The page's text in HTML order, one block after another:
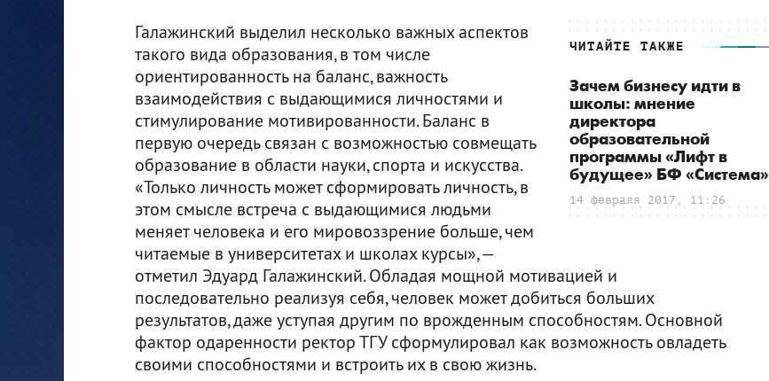
ЧИТАЙТЕ ТАКЖЕ
Зачем бизнесу идти в
школы: мнение
директора
образовательной
программы «Лифт в
будущее» БФ «Система»
14 февраля 2017, 11:26
Галажинский выделил несколько важных аспектов
такого вида образования, в том числе
ориентированность на баланс, важность
взаимодействия с выдающимися личностями и
стимулирование мотивированности. Баланс в
первую очередь связан с возможностью совмещать
образование в области науки, спорта и искусства.
«Только личность может сформировать личность, в
этом смысле встреча с выдающимися людьми
меняет человека и его мировоззрение больше, чем
читаемые в университетах и школах курсы», —
отметил Эдуард Галажинский. Обладая мощной мотивацией и
последовательно реализуя себя, человек может добиться больших
результатов, даже уступая другим по врожденным способностям. Основной
фактор одаренности ректор ТГУ сформулировал как возможность овладеть
своими способностями и встроить их в свою жизнь.